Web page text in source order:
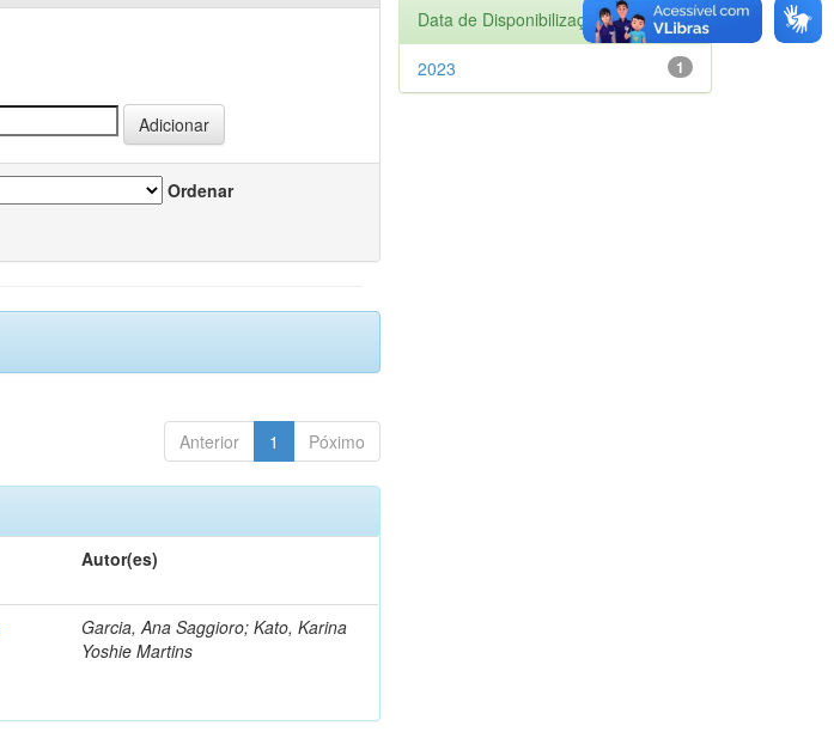
Ordenar
Anterior 1 Póximo
Autor(es)
Garcia, Ana Saggioro; Kato, Karina
Yoshie Martins
Data de Disponibilização
1
2023